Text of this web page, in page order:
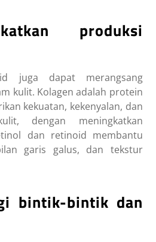
produksi
juga dapat merangsang
kulit. Kolagen adalah protein
kekuatan, kekenyalan, dan
dengan meningkatkan
dan retinoid membantu
garis galus, dan tekstur
bintik-bintik dan